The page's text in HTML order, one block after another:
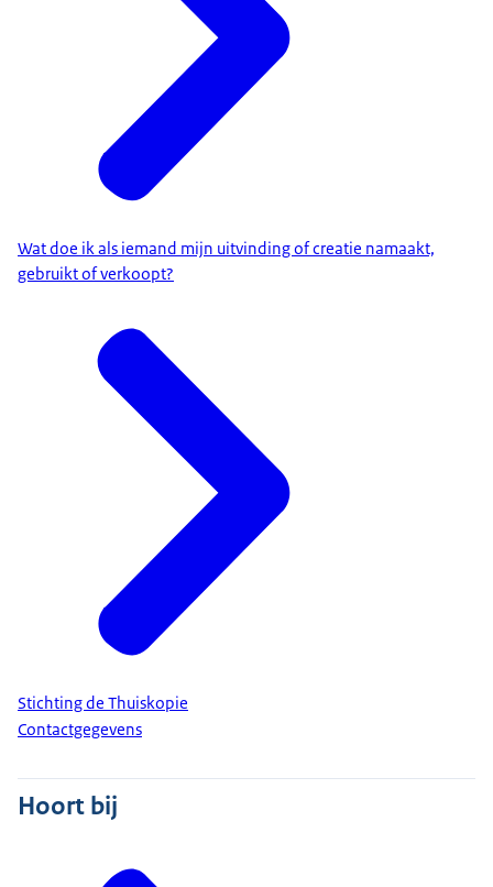
Wat doe ik als iemand mijn uitvinding of creatie namaakt,
gebruikt of verkoopt?
Stichting de Thuiskopie
Contactgegevens
Hoort bij